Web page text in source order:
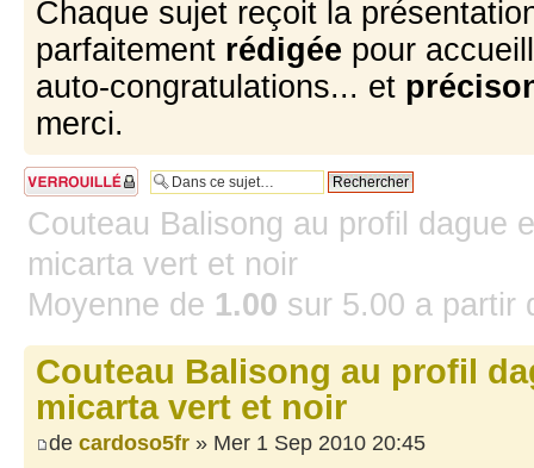
Chaque sujet reçoit la
parfaitement rédigée pour
auto-congratulations... et
merci.
Sujet verrouillé
Couteau Balisong au profil dague
micarta vert et noir
Moyenne de 1.00 sur 5.00 a partir
Couteau Balisong au profil
micarta vert et noir
de cardoso5fr » Mer 1 Sep 2010 20:45